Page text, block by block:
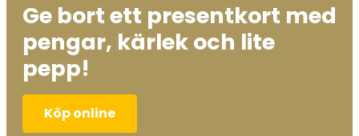
Ge bort ett presentkort med
pengar, kärlek och lite
pepp!
Köp online